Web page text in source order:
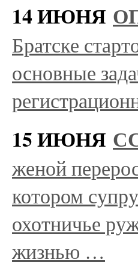
14 ИЮНЯ
Братске
основные
15 ИЮНЯ
женой
котором
охотничье
жизнью …